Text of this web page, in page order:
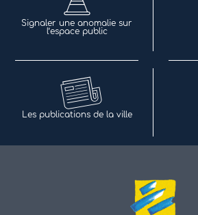
Signaler une anomalie sur
l’espace public
Les publications de la ville